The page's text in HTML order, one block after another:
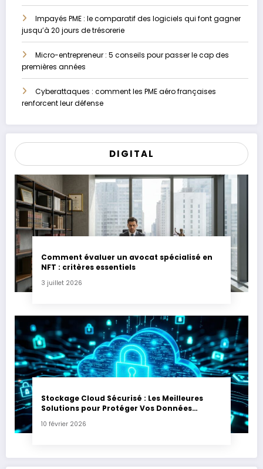
Impayés PME : le comparatif des logiciels qui font gagner
jusqu’à 20 jours de trésorerie
Micro-entrepreneur : 5 conseils pour passer le cap des
premières années
Cyberattaques : comment les PME aéro françaises
renforcent leur défense
DIGITAL
Comment évaluer un avocat spécialisé en
NFT : critères essentiels
3 juillet 2026
Stockage Cloud Sécurisé : Les Meilleures
Solutions pour Protéger Vos Données
10 février 2026